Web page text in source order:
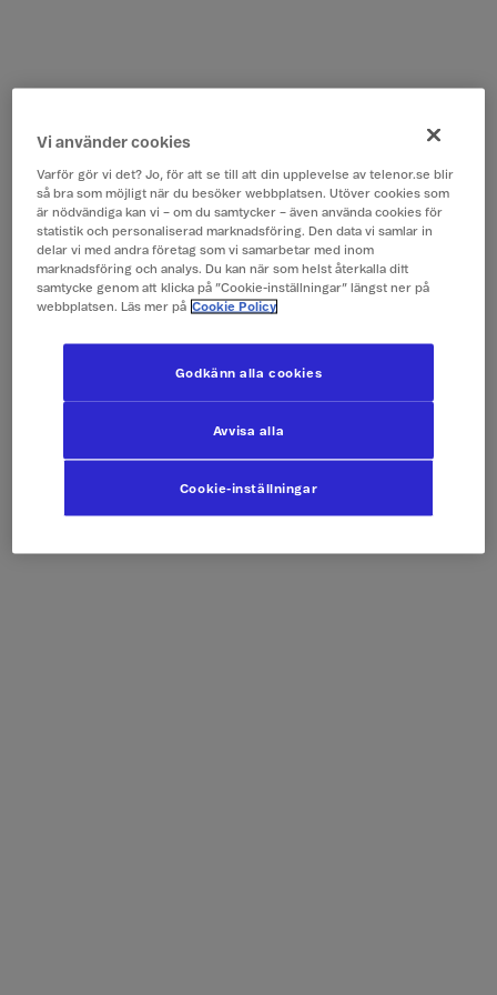
Vi använder cookies
Varför gör vi det? Jo, för att se till att din upplevelse av telenor.se blir
så bra som möjligt när du besöker webbplatsen. Utöver cookies som
är nödvändiga kan vi – om du samtycker – även använda cookies för
statistik och personaliserad marknadsföring. Den data vi samlar in
delar vi med andra företag som vi samarbetar med inom
marknadsföring och analys. Du kan när som helst återkalla ditt
samtycke genom att klicka på ”Cookie-inställningar” längst ner på
webbplatsen. Läs mer på Cookie Policy
Cookie-inställningar
Avvisa alla
Godkänn alla cookies